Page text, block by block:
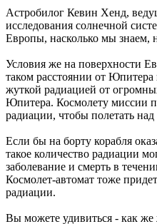
Астробилог Кевин Хенд,
исследования солнечной
Европы, насколько мы знаем,
Условия же на поверхности
таком расстоянии от Юпитера
жуткой радиацией от
Юпитера. Космолету миссии
радиации, чтобы полетать
Если бы на борту корабля
такое количество радиации
заболевание и смерть в
Космолет-автомат тоже
радиации.
Вы можете удивиться - как